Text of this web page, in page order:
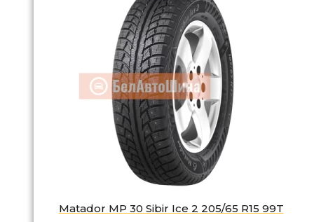
Matador MP 30 Sibir Ice 2 205/65 R15 99T